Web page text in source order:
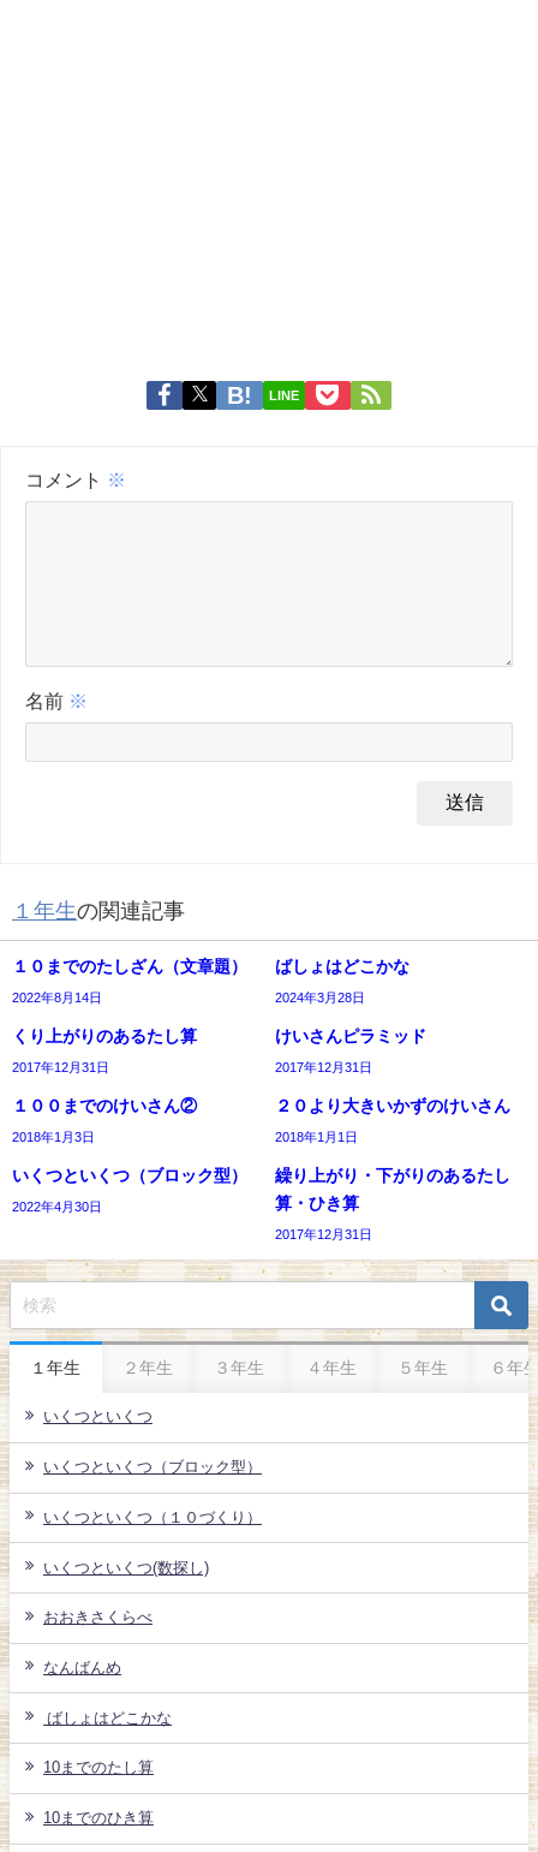
LINE
コメント ※
名前 ※
１年生の関連記事
１０までのたしざん（文章題）
2022年8月14日
ばしょはどこかな
2024年3月28日
くり上がりのあるたし算
2017年12月31日
けいさんピラミッド
2017年12月31日
１００までのけいさん②
2018年1月3日
２０より大きいかずのけいさん
2018年1月1日
いくつといくつ（ブロック型）
2022年4月30日
繰り上がり・下がりのあるたし
算・ひき算
2017年12月31日
１年生 ２年生 ３年生 ４年生 ５年生 ６年
いくつといくつ
いくつといくつ（ブロック型）
いくつといくつ（１０づくり）
いくつといくつ(数探し)
おおきさくらべ
なんばんめ
ばしょはどこかな
10までのたし算
10までのひき算